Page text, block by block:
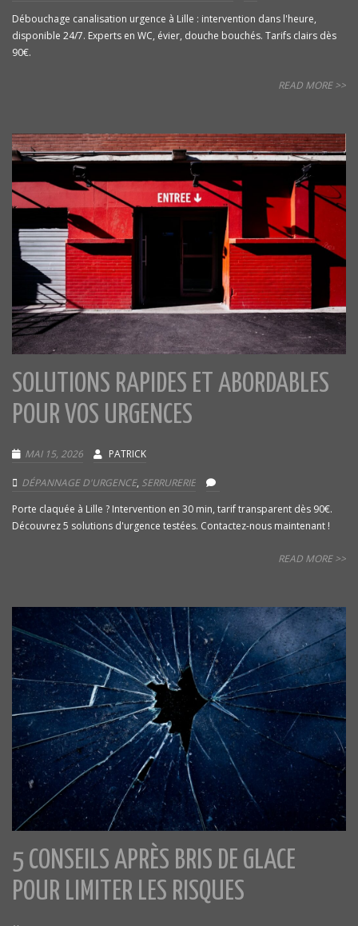
Débouchage canalisation urgence à Lille : intervention dans l'heure,
disponible 24/7. Experts en WC, évier, douche bouchés. Tarifs clairs dès
90€.
READ MORE >>
SOLUTIONS RAPIDES ET ABORDABLES
POUR VOS URGENCES
MAI 15, 2026 PATRICK
DÉPANNAGE D'URGENCE, SERRURERIE
Porte claquée à Lille ? Intervention en 30 min, tarif transparent dès 90€.
Découvrez 5 solutions d'urgence testées. Contactez-nous maintenant !
READ MORE >>
5 CONSEILS APRÈS BRIS DE GLACE
POUR LIMITER LES RISQUES